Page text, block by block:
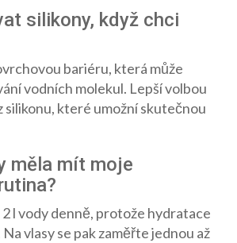
silikony, když chci
bariéru, která může
vodních molekul. Lepší volbou
silikonu, které umožní skutečnou
měla mít moje
l vody denně, protože hydratace
vlasy se pak zaměřte jednou až